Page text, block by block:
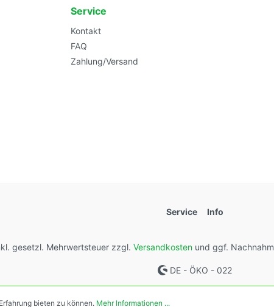
Service
Kontakt
FAQ
Zahlung/Versand
Service Info
gesetzl. Mehrwertsteuer zzgl. Versandkosten und ggf.
DE - ÖKO - 022
bieten zu können. Mehr Informationen ...